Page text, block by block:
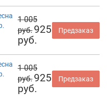
1 005
руб. 925
руб.
Предзаказ
1 005
руб. 925
руб.
Предзаказ